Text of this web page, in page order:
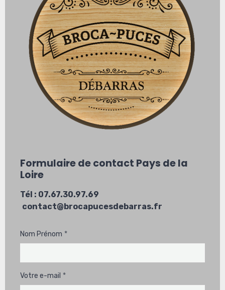
Formulaire de contact Pays de la
Loire
Tél : 07.67.30.97.69
contact@brocapucesdebarras.fr
Nom Prénom
Votre e-mail